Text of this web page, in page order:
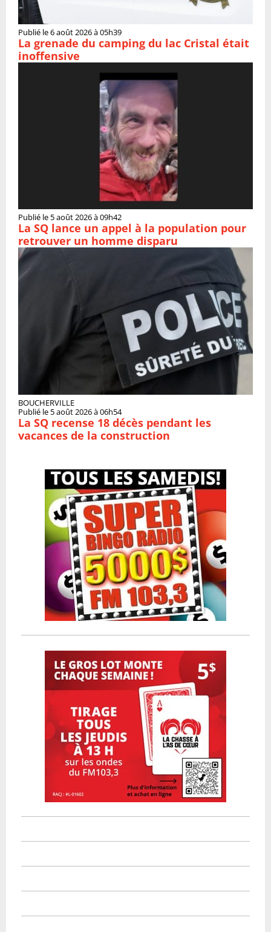
Publié le 6 août 2026 à 05h39
La grenade du camping du lac Cristal était
inoffensive
Publié le 5 août 2026 à 09h42
La SQ lance un appel à la population pour
retrouver un homme disparu
BOUCHERVILLE
Publié le 5 août 2026 à 06h54
La SQ recense 18 décès pendant les
vacances de la construction